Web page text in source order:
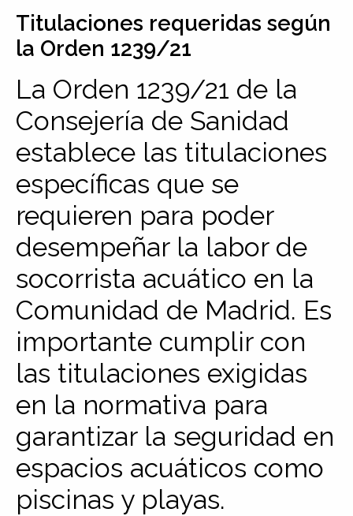
Titulaciones requeridas según
la Orden 1239/21
La Orden 1239/21 de la
Consejería de Sanidad
establece las titulaciones
específicas que se
requieren para poder
desempeñar la labor de
socorrista acuático en la
Comunidad de Madrid. Es
importante cumplir con
las titulaciones exigidas
en la normativa para
garantizar la seguridad en
espacios acuáticos como
piscinas y playas.